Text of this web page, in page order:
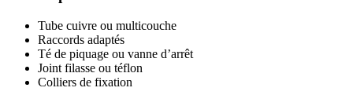
Tube cuivre ou multicouche
Raccords adaptés
Té de piquage ou vanne d’arrêt
Joint filasse ou téflon
Colliers de fixation